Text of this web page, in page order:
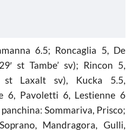
6.5; Roncaglia 5, De
st Tambe’ sv); Rincon 5,
st Laxalt sv), Kucka 5.5,
6, Pavoletti 6, Lestienne 6
panchina: Sommariva, Prisco;
Mandragora, Gulli,